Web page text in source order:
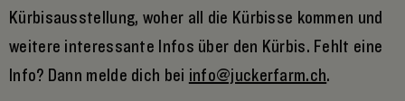
Kürbisausstellung, woher all die Kürbisse kommen und
weitere interessante Infos über den Kürbis. Fehlt eine
Info? Dann melde dich bei info@juckerfarm.ch.